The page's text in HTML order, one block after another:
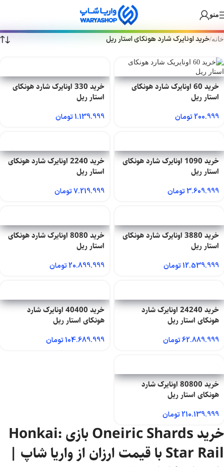
Skip
navigation
Skip
main
content
🎁 سفارش ارزان + درآمد دائمی! +۲۵۰ بازی و گیفت کارت داخل بات واریا
شاپ 💙
منو
خانه/خرید اونایرک شارد هونکای استار ریل
خرید 60 اونایرک شارد هونکای
استار ریل
200.999تومان
خرید 330 اونایرک شارد هونکای
استار ریل
1.139.999تومان
خرید 1090 اونایرک شارد هونکای
استار ریل
3.609.999تومان
خرید 2240 اونایرک شارد هونکای
استار ریل
7.219.999تومان
خرید 3880 اونایرک شارد هونکای
استار ریل
12.539.999تومان
خرید 8080 اونایرک شارد هونکای
استار ریل
20.899.999تومان
خرید 24240 اونایرک شارد
هونکای استار ریل
62.889.999تومان
خرید 40400 اونایرک شارد
هونکای استار ریل
104.689.999تومان
خرید 80800 اونایرک شارد
هونکای استار ریل
210.139.999تومان
خرید Oneiric Shards بازی Honkai:
Star Rail با قیمت ارزان از واریا شاپ |